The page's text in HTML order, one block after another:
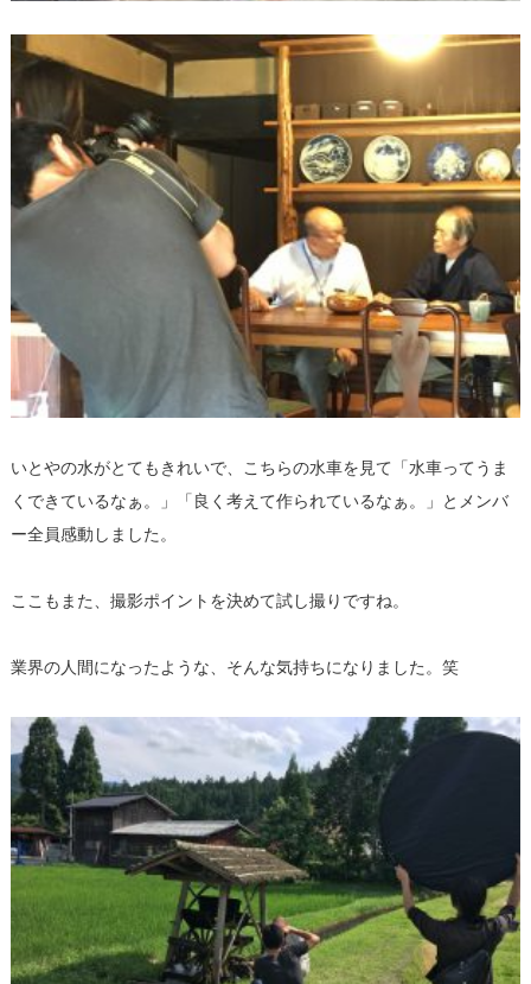
いとやの水がとてもきれいで、こちらの水車を見て「水車ってうま
くできているなぁ。」「良く考えて作られているなぁ。」とメンバ
ー全員感動しました。
ここもまた、撮影ポイントを決めて試し撮りですね。
業界の人間になったような、そんな気持ちになりました。笑